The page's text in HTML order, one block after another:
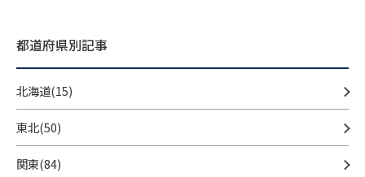
都道府県別記事
北海道(15)
東北(50)
関東(84)